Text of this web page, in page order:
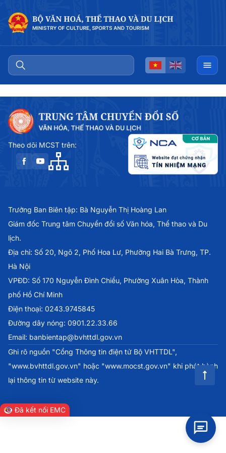
Theo dõi MCST trên:
Trưởng Ban Biên tập: Bà Nguyễn Thị Hoàng Lan
Giám đốc Trung tâm Chuyển đổi số Văn hóa, Thể thao và Du
lịch.
Địa chỉ: Số 20, Ngõ 2, Phố Hoa Lư, Phường Hai Bà Trưng, TP.
Hà Nội
VPĐD: Số 170 Nguyễn Đình Chiểu, Phường Xuân Hòa, Thành
phố Hồ Chí Minh
Điện thoại: 0243.9745845
Đường dây nóng: 0901.22.33.66
Email: banbientap@bvhttdl.gov.vn
Ghi rõ nguồn "Cổng Thông tin điện tử Bộ VHTTDL",
"www.bvhttdl.gov.vn" hoặc "www.mocst.gov.vn" khi phát hành
lại thông tin từ website này.
Đã kết nối EMC